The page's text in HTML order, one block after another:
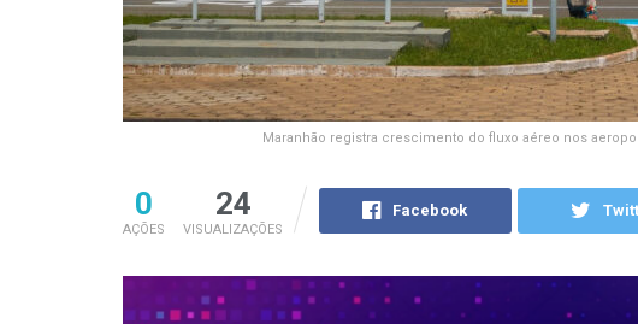
Maranhão registra crescimento do fluxo aéreo nos
0
AÇÕES
24
VISUALIZAÇÕES
Facebook